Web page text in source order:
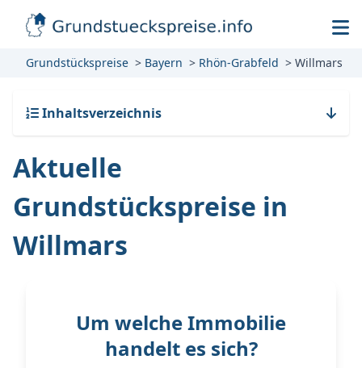
Grundstückspreise Bayern Rhön-Grabfeld Willmars
Inhaltsverzeichnis
Aktuelle
Grundstückspreise in
Willmars
Um welche Immobilie
handelt es sich?